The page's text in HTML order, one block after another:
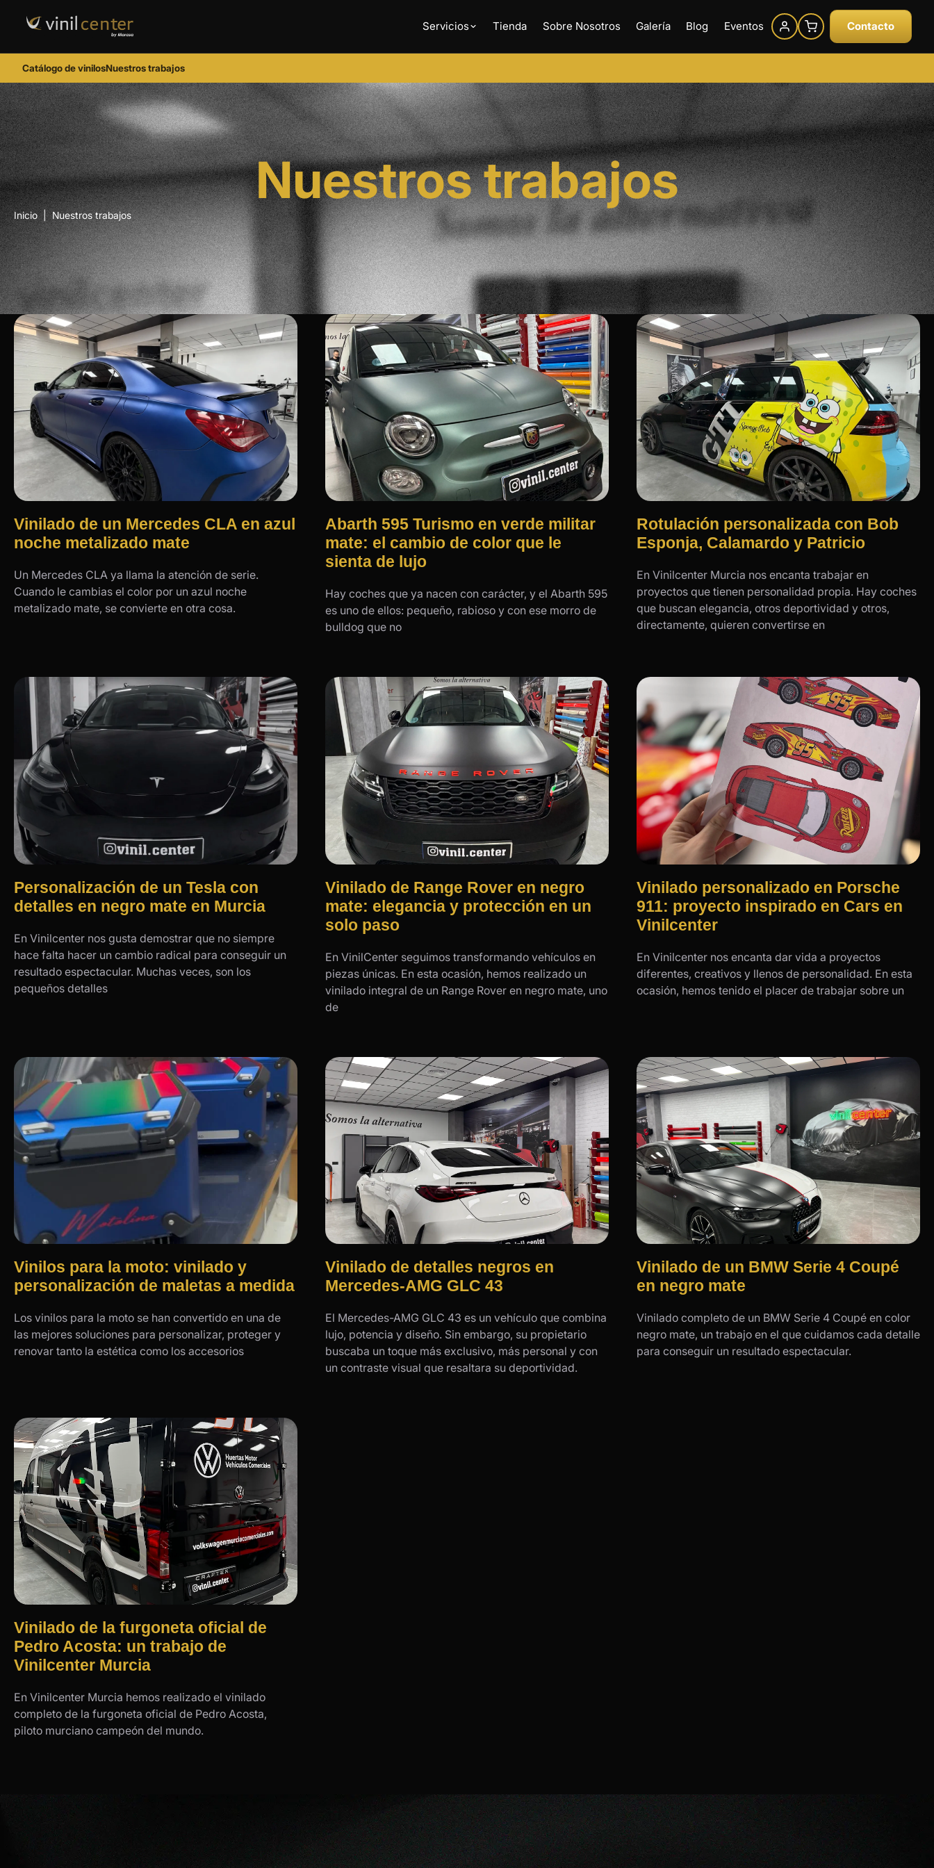
Servicios Tienda Sobre Nosotros Galería Blog Eventos Contacto
Catálogo de vinilosNuestros trabajos
Nuestros trabajos
Inicio | Nuestros trabajos
Vinilado de un Mercedes CLA en azul
noche metalizado mate
Un Mercedes CLA ya llama la atención de serie.
Cuando le cambias el color por un azul noche
metalizado mate, se convierte en otra cosa.
Abarth 595 Turismo en verde militar
mate: el cambio de color que le
sienta de lujo
Hay coches que ya nacen con carácter, y el Abarth 595
es uno de ellos: pequeño, rabioso y con ese morro de
bulldog que no
Rotulación personalizada con Bob
Esponja, Calamardo y Patricio
En Vinilcenter Murcia nos encanta trabajar en
proyectos que tienen personalidad propia. Hay coches
que buscan elegancia, otros deportividad y otros,
directamente, quieren convertirse en
Personalización de un Tesla con
detalles en negro mate en Murcia
En Vinilcenter nos gusta demostrar que no siempre
hace falta hacer un cambio radical para conseguir un
resultado espectacular. Muchas veces, son los
pequeños detalles
Vinilado de Range Rover en negro
mate: elegancia y protección en un
solo paso
En VinilCenter seguimos transformando vehículos en
piezas únicas. En esta ocasión, hemos realizado un
vinilado integral de un Range Rover en negro mate, uno
de
Vinilado personalizado en Porsche
911: proyecto inspirado en Cars en
Vinilcenter
En Vinilcenter nos encanta dar vida a proyectos
diferentes, creativos y llenos de personalidad. En esta
ocasión, hemos tenido el placer de trabajar sobre un
Vinilos para la moto: vinilado y
personalización de maletas a medida
Los vinilos para la moto se han convertido en una de
las mejores soluciones para personalizar, proteger y
renovar tanto la estética como los accesorios
Vinilado de detalles negros en
Mercedes-AMG GLC 43
El Mercedes-AMG GLC 43 es un vehículo que combina
lujo, potencia y diseño. Sin embargo, su propietario
buscaba un toque más exclusivo, más personal y con
un contraste visual que resaltara su deportividad.
Vinilado de un BMW Serie 4 Coupé
en negro mate
Vinilado completo de un BMW Serie 4 Coupé en color
negro mate, un trabajo en el que cuidamos cada detalle
para conseguir un resultado espectacular.
Vinilado de la furgoneta oficial de
Pedro Acosta: un trabajo de
Vinilcenter Murcia
En Vinilcenter Murcia hemos realizado el vinilado
completo de la furgoneta oficial de Pedro Acosta,
piloto murciano campeón del mundo.